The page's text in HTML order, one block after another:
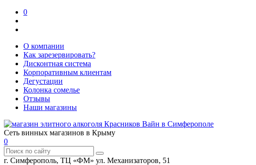
0
О компании
Как зарезервировать?
Дисконтная система
Корпоративным клиентам
Дегустации
Колонка сомелье
Отзывы
Наши магазины
Сеть винных магазинов в Крыму
0
г. Симферополь, ТЦ «ФМ» ул. Механизаторов, 51